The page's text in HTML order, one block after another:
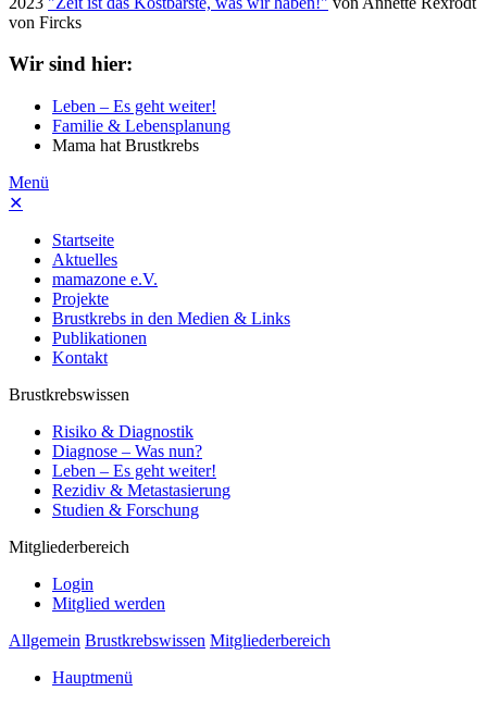
von Fircks
Wir sind hier:
Leben – Es geht weiter!
Familie & Lebensplanung
Mama hat Brustkrebs
Menü
✕
Startseite
Aktuelles
mamazone e.V.
Projekte
Brustkrebs in den Medien & Links
Publikationen
Kontakt
Brustkrebswissen
Risiko & Diagnostik
Diagnose – Was nun?
Leben – Es geht weiter!
Rezidiv & Metastasierung
Studien & Forschung
Mitgliederbereich
Login
Mitglied werden
Allgemein Brustkrebswissen Mitgliederbereich
Hauptmenü